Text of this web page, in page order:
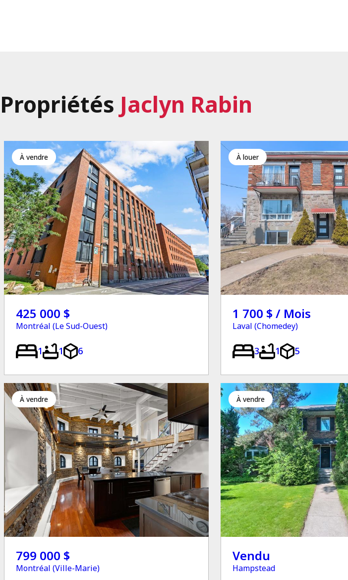
Propriétés Jaclyn Rabin
à vendre
425 000 $
Montréal (Le Sud-Ouest)
1 1 6
à louer
1 700 $ / Mois
Laval (Chomedey)
3 1 5
à vendre
799 000 $
Montréal (Ville-Marie)
à vendre
Vendu
Hampstead